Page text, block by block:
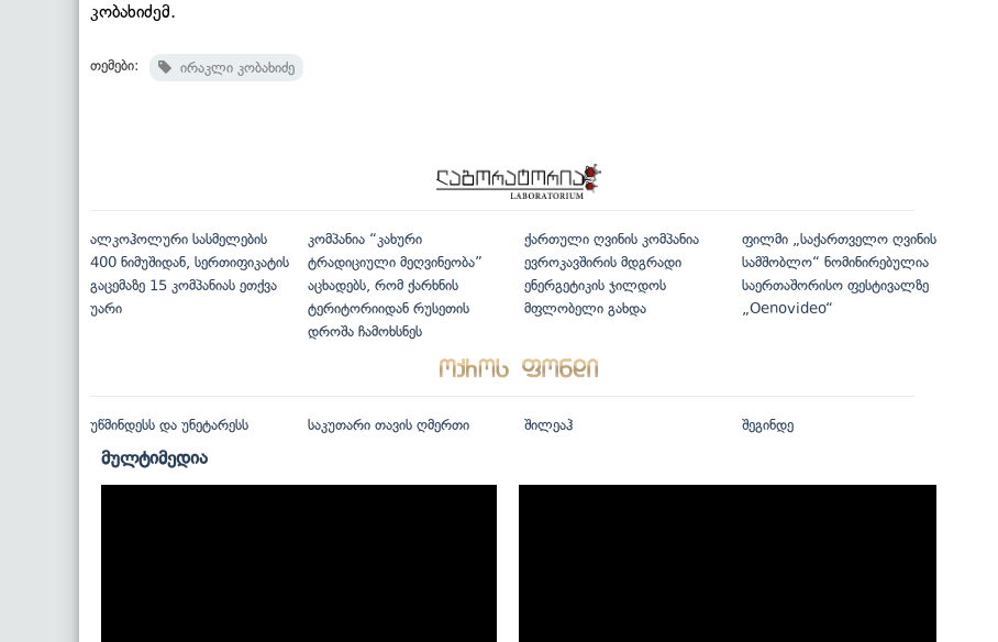
კობახიძემ.
თემები: ირაკლი კობახიძე
ალკოჰოლური სასმელების
400 ნიმუშიდან, სერთიფიკატის
გაცემაზე 15 კომპანიას ეთქვა
უარი
კომპანია “კახური
ტრადიციული მეღვინეობა”
აცხადებს, რომ ქარხნის
ტერიტორიიდან რუსეთის
დროშა ჩამოხსნეს
ქართული ღვინის კომპანია
ევროკავშირის მდგრადი
ენერგეტიკის ჯილდოს
მფლობელი გახდა
ფილმი „საქართველო ღვინის
სამშობლო“ ნომინირებულია
საერთაშორისო ფესტივალზე
„Oenovideo“
უწმინდესს და უნეტარესს საკუთარი თავის ღმერთი შილეაჰ შეგინდე
მულტიმედია